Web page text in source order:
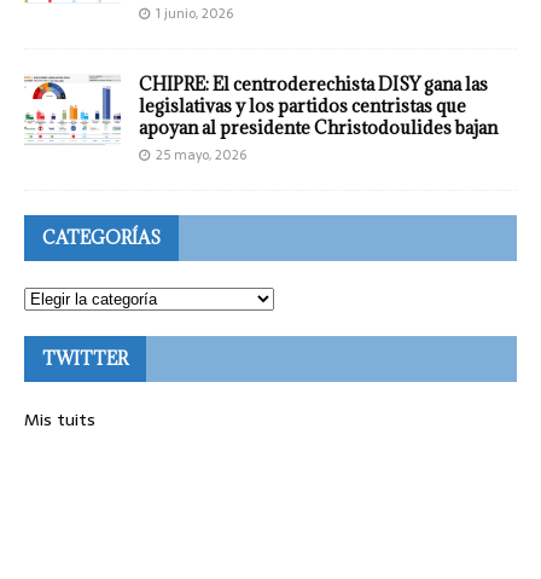
1 junio, 2026
CHIPRE: El centroderechista DISY gana las
legislativas y los partidos centristas que
apoyan al presidente Christodoulides bajan
25 mayo, 2026
CATEGORÍAS
TWITTER
Mis tuits